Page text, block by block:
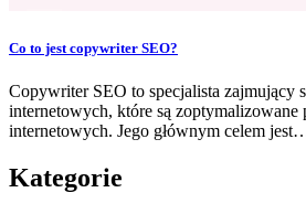
Co to jest copywriter SEO?
Copywriter SEO to specjalista zajmujący
internetowych, które są
internetowych. Jego głównym celem
Kategorie